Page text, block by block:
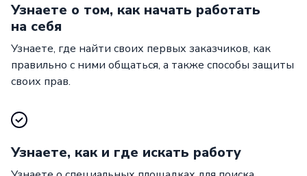
Узнаете о том, как начать работать
на себя
Узнаете, где найти своих первых заказчиков, как
правильно с ними общаться, а также способы защиты
своих прав.
Узнаете, как и где искать работу